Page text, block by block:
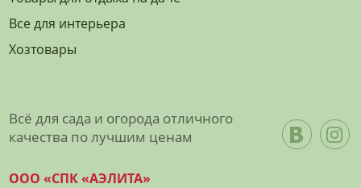
Все для интерьера
Хозтовары
Всё для сада и огорода отличного
качества по лучшим ценам
ООО «СПК «АЭЛИТА»